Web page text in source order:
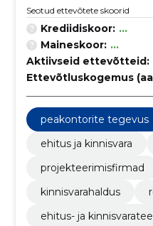
Seotud ettevõtete skoorid
Krediidiskoor: ...
Maineskoor: ...
Aktiivseid ettevõtteid:
Ettevõtluskogemus
peakontorite tegevus
ehitus ja kinnisvara
projekteerimisfirmad
kinnisvarahaldus
ehitus- ja